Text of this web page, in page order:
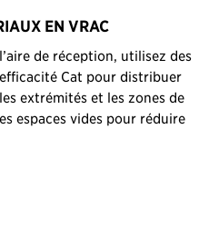
EN VRAC
de réception, utilisez des
Cat pour distribuer
extrémités et les zones de
espaces vides pour réduire